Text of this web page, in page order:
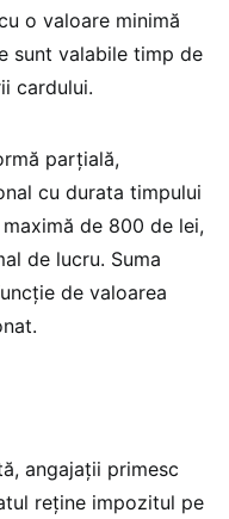
o valoare minimă
sunt valabile timp de
cardului.
parțială,
cu durata timpului
de 800 de lei,
de lucru. Suma
de valoarea
angajații primesc
reține impozitul pe